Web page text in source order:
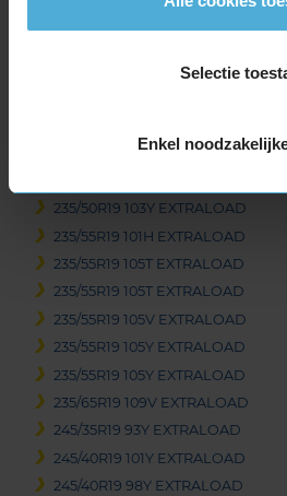
Selectie
Enkel
235/40R19 96Y EXTRALOAD
235/45R19 99V EXTRALOAD
235/50R19 103Y EXTRALOAD
235/55R19 101H EXTRALOAD
235/55R19 105T EXTRALOAD
235/55R19 105T EXTRALOAD
235/55R19 105V EXTRALOAD
235/55R19 105Y EXTRALOAD
235/55R19 105Y EXTRALOAD
235/65R19 109V EXTRALOAD
245/35R19 93Y EXTRALOAD
245/40R19 101Y EXTRALOAD
245/40R19 98Y EXTRALOAD